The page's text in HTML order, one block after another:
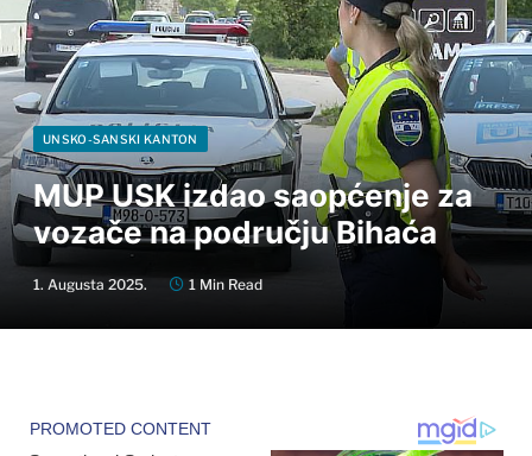
UNSKO-SANSKI KANTON
MUP USK izdao saopćenje za
vozače na području Bihaća
1. Augusta 2025. 1 Min Read